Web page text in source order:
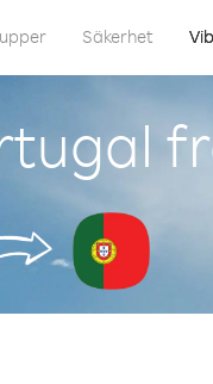
Säkerhet